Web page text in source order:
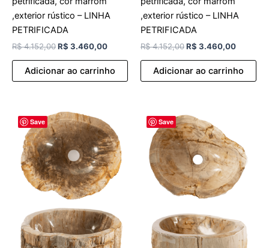
,exterior rústico – LINHA
PETRIFICADA
R$4.152,00R$ 3.460,00
Adicionar ao carrinho
,exterior rústico – LINHA
PETRIFICADA
R$4.152,00R$ 3.460,00
Adicionar ao carrinho
Save
O
preço
original
era:
R$ 4.152,00.
preço
atual
é:
R$ 3.460,00.
Save
preço
original
era:
R$ 4.152,00.
é:
R$